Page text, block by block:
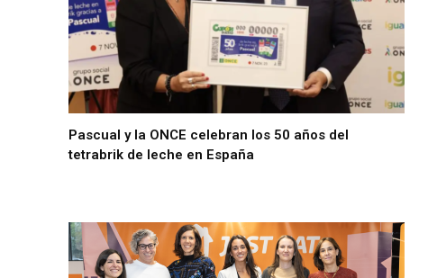
Pascual y la ONCE celebran los 50 años del
tetrabrik de leche en España